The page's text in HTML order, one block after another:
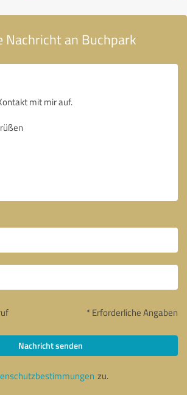
Nachricht an Buchpark
* Erforderliche Angaben
Nachricht senden
zu.